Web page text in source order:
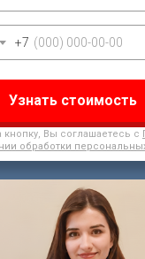
+7
Узнать стоимость
кнопку, Вы соглашаетесь с
обработки